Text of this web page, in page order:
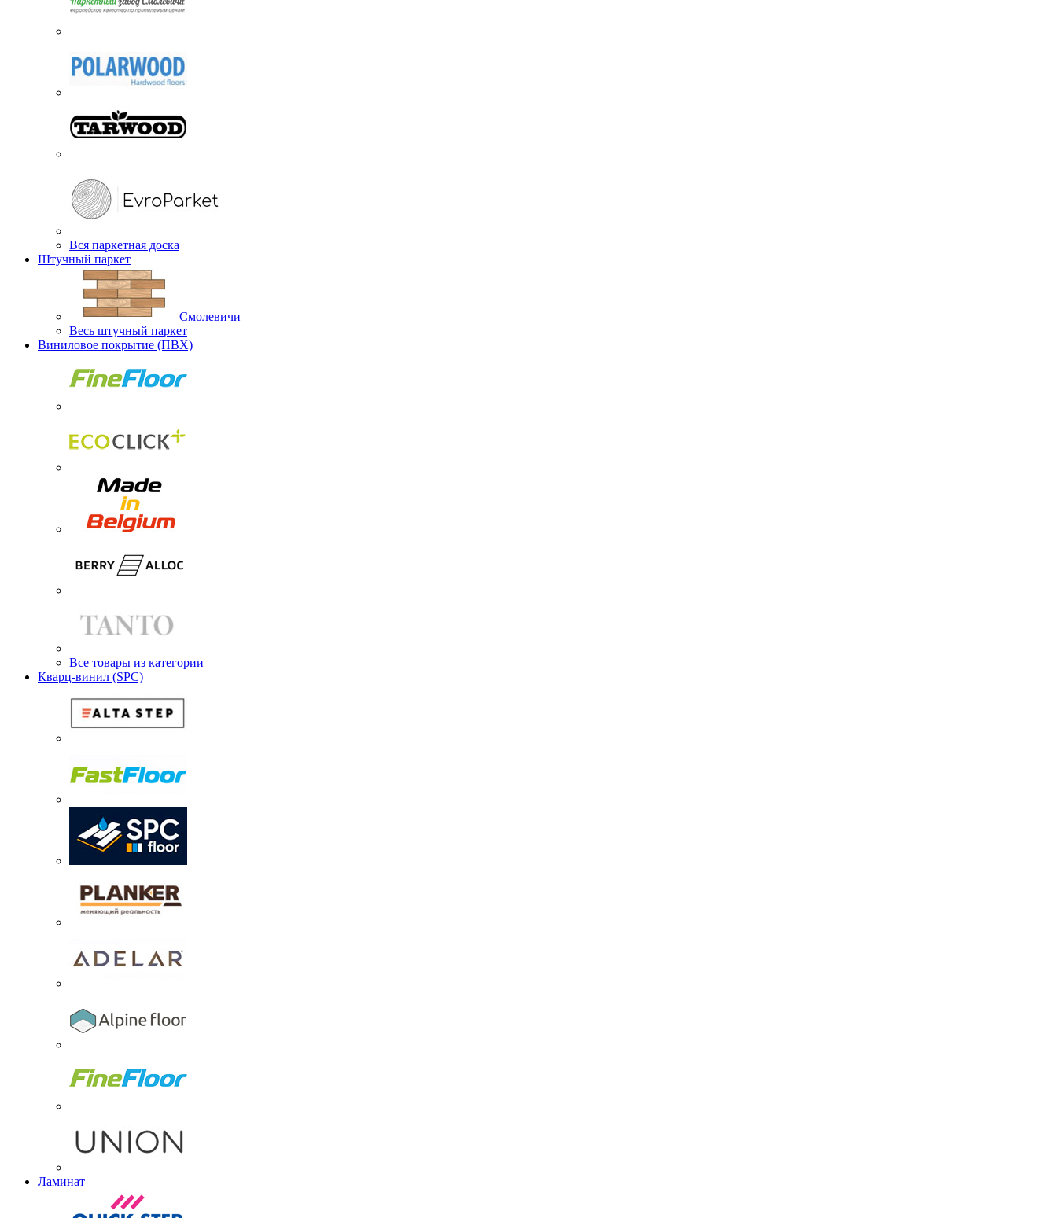
Вся паркетная доска
Штучный паркет
Смолевичи
Весь штучный паркет
Виниловое покрытие (ПВХ)
Все товары из категории
Кварц-винил (SPC)
Ламинат